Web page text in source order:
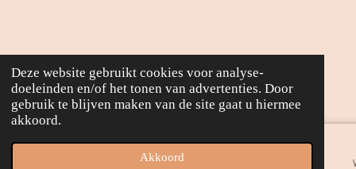
Deze website gebruikt cookies voor analyse-
doeleinden en/of het tonen van advertenties. Door
gebruik te blijven maken van de site gaat u hiermee
akkoord.
Akkoord
Telefoonnummer